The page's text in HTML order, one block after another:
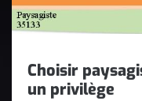
Choisir
un privilège